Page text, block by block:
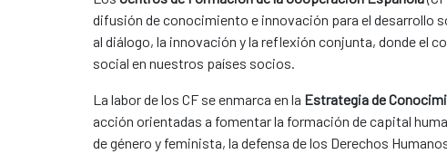
difusión de conocimiento e innovación para el desarrollo
al diálogo, la innovación y la reflexión conjunta, donde el
social en nuestros países socios.
La labor de los CF se enmarca en la Estrategia de
acción orientadas a fomentar la formación de capital
de género y feminista, la defensa de los Derechos